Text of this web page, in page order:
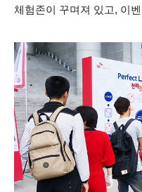
체험존이 꾸며져 있고, 이